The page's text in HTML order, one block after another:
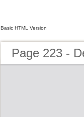
Basic HTML Version
Page 223 -